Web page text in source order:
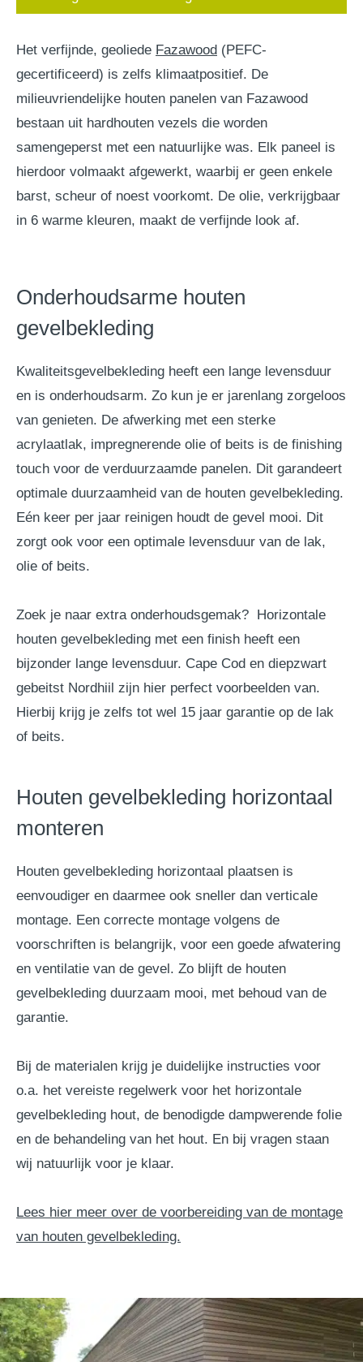
Het verfijnde, geoliede Fazawood (PEFC-
gecertificeerd) is zelfs klimaatpositief. De
milieuvriendelijke houten panelen van Fazawood
bestaan uit hardhouten vezels die worden
samengeperst met een natuurlijke was. Elk paneel is
hierdoor volmaakt afgewerkt, waarbij er geen enkele
barst, scheur of noest voorkomt. De olie, verkrijgbaar
in 6 warme kleuren, maakt de verfijnde look af.
Onderhoudsarme houten
gevelbekleding
Kwaliteitsgevelbekleding heeft een lange levensduur
en is onderhoudsarm. Zo kun je er jarenlang zorgeloos
van genieten. De afwerking met een sterke
acrylaatlak, impregnerende olie of beits is de finishing
touch voor de verduurzaamde panelen. Dit garandeert
optimale duurzaamheid van de houten gevelbekleding.
Eén keer per jaar reinigen houdt de gevel mooi. Dit
zorgt ook voor een optimale levensduur van de lak,
olie of beits.
Zoek je naar extra onderhoudsgemak? Horizontale
houten gevelbekleding met een finish heeft een
bijzonder lange levensduur. Cape Cod en diepzwart
gebeitst Nordhiil zijn hier perfect voorbeelden van.
Hierbij krijg je zelfs tot wel 15 jaar garantie op de lak
of beits.
Houten gevelbekleding horizontaal
monteren
Houten gevelbekleding horizontaal plaatsen is
eenvoudiger en daarmee ook sneller dan verticale
montage. Een correcte montage volgens de
voorschriften is belangrijk, voor een goede afwatering
en ventilatie van de gevel. Zo blijft de houten
gevelbekleding duurzaam mooi, met behoud van de
garantie.
Bij de materialen krijg je duidelijke instructies voor
o.a. het vereiste regelwerk voor het horizontale
gevelbekleding hout, de benodigde dampwerende folie
en de behandeling van het hout. En bij vragen staan
wij natuurlijk voor je klaar.
Lees hier meer over de voorbereiding van de montage
van houten gevelbekleding.